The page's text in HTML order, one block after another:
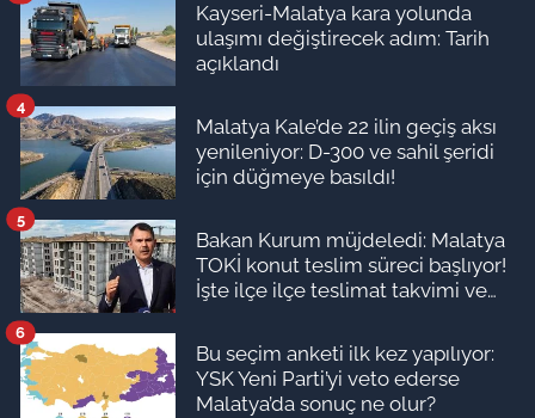
Kayseri-Malatya kara yolunda
ulaşımı değiştirecek adım: Tarih
açıklandı
Malatya Kale’de 22 ilin geçiş aksı
yenileniyor: D-300 ve sahil şeridi
için düğmeye basıldı!
4
Bakan Kurum müjdeledi: Malatya
TOKİ konut teslim süreci başlıyor!
İşte ilçe ilçe teslimat takvimi ve
5
Bu seçim anketi ilk kez yapılıyor:
YSK Yeni Parti’yi veto ederse
Malatya’da sonuç ne olur?
6